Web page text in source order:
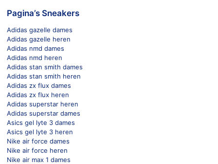
Pagina’s Sneakers
Adidas gazelle dames
Adidas gazelle heren
Adidas nmd dames
Adidas nmd heren
Adidas stan smith dames
Adidas stan smith heren
Adidas zx flux dames
Adidas zx flux heren
Adidas superstar heren
Adidas superstar dames
Asics gel lyte 3 dames
Asics gel lyte 3 heren
Nike air force dames
Nike air force heren
Nike air max 1 dames